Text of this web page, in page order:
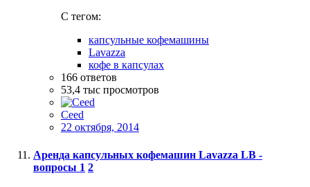
C тегом:
капсульные кофемашины
Lavazza
кофе в капсулах
166 ответов
53,4 тыс просмотров
Ceed
22 октября, 2014
Аренда капсульных кофемашин Lavazza LB -
вопросы 1 2